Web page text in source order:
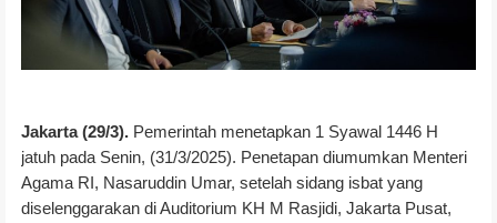
Jakarta (29/3). Pemerintah menetapkan 1 Syawal 1446 H
jatuh pada Senin, (31/3/2025). Penetapan diumumkan Menteri
Agama RI, Nasaruddin Umar, setelah sidang isbat yang
diselenggarakan di Auditorium KH M Rasjidi, Jakarta Pusat,